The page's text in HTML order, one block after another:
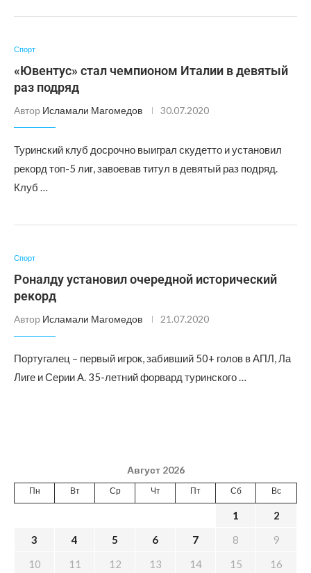
Спорт
«Ювентус» стал чемпионом Италии в девятый
раз подряд
Автор Исламали Магомедов 30.07.2020
Туринский клуб досрочно выиграл скудетто и установил
рекорд топ-5 лиг, завоевав титул в девятый раз подряд.
Клуб …
Спорт
Роналду установил очередной исторический
рекорд
Автор Исламали Магомедов 21.07.2020
Португалец – первый игрок, забивший 50+ голов в АПЛ, Ла
Лиге и Серии А. 35-летний форвард туринского …
Август 2026
Пн Вт Ср Чт Пт Сб Вс
1
2
3
4 5 6 7 8
9
10
11 12 13 14 15
16